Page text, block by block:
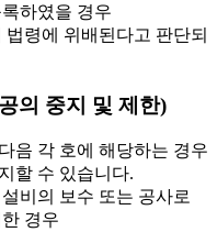
하였을 경우
법령에 위배된다고 판단되
의 중지 및 제한)
음 각 호에 해당하는 경우
할 수 있습니다.
비의 보수 또는 공사로
경우